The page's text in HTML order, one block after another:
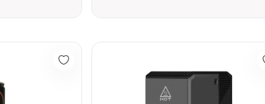
500ml Cadena Bicicleta Mtb Ruta Ciclismo
Inflador Recargable Airro (120 PSI, USB-C)